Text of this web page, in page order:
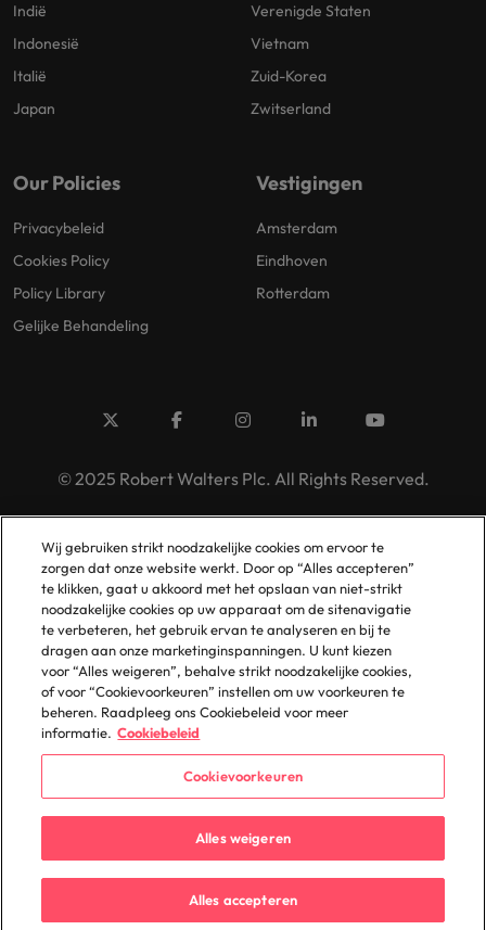
Indië
Indonesië
Italië
Japan
Verenigde Staten
Vietnam
Zuid-Korea
Zwitserland
Our Policies
Privacybeleid
Cookies Policy
Policy Library
Gelijke Behandeling
Vestigingen
Amsterdam
Eindhoven
Rotterdam
© 2025 Robert Walters Plc. All Rights Reserved.
Wij gebruiken strikt noodzakelijke cookies om ervoor te
zorgen dat onze website werkt. Door op “Alles accepteren”
te klikken, gaat u akkoord met het opslaan van niet-strikt
noodzakelijke cookies op uw apparaat om de sitenavigatie
te verbeteren, het gebruik ervan te analyseren en bij te
dragen aan onze marketinginspanningen. U kunt kiezen
voor “Alles weigeren”, behalve strikt noodzakelijke cookies,
of voor “Cookievoorkeuren” instellen om uw voorkeuren te
beheren. Raadpleeg ons Cookiebeleid voor meer
informatie. Cookiebeleid
Cookievoorkeuren
Alles weigeren
Alles accepteren